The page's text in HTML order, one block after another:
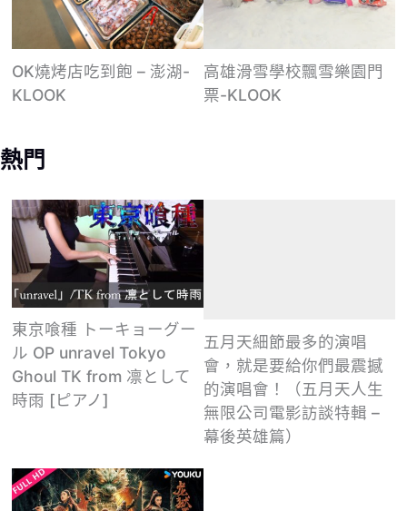
OK燒烤店吃到飽 – 澎湖-
KLOOK
高雄滑雪學校飄雪樂園門
票-KLOOK
熱門
東京喰種 トーキョーグー
ル OP unravel Tokyo
Ghoul TK from 凛として
時雨 [ピアノ]
五月天細節最多的演唱
會，就是要給你們最震撼
的演唱會！（五月天人生
無限公司電影訪談特輯 –
幕後英雄篇）